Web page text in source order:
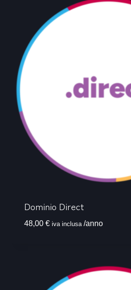
Dominio Direct
48,00 € iva inclusa /anno